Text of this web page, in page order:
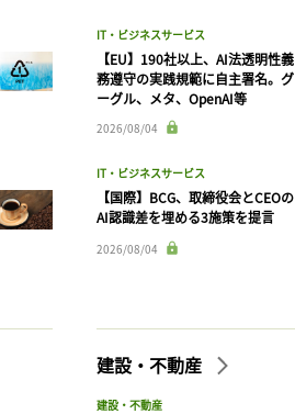
IT・ビジネスサービス
【EU】190社以上、AI法透明性義
務遵守の実践規範に自主署名。グ
ーグル、メタ、OpenAI等
2026/08/04
IT・ビジネスサービス
【国際】BCG、取締役会とCEOの
AI認識差を埋める3施策を提言
2026/08/04
建設・不動産
建設・不動産